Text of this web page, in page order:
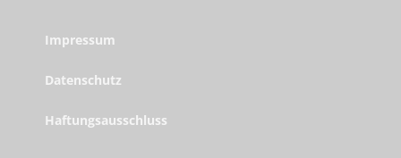
Impressum
Datenschutz
Haftungsausschluss